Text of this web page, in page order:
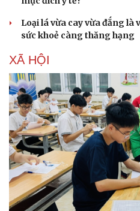
Loại lá vừa cay vừa đắng là
sức khoẻ càng thăng hạng
XÃ HỘI